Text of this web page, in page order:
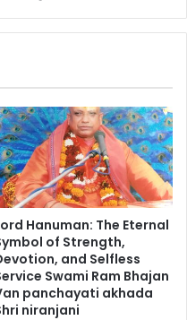
Hanuman: The Eternal
of Strength,
and Selfless
Swami Ram Bhajan
panchayati akhada
niranjani